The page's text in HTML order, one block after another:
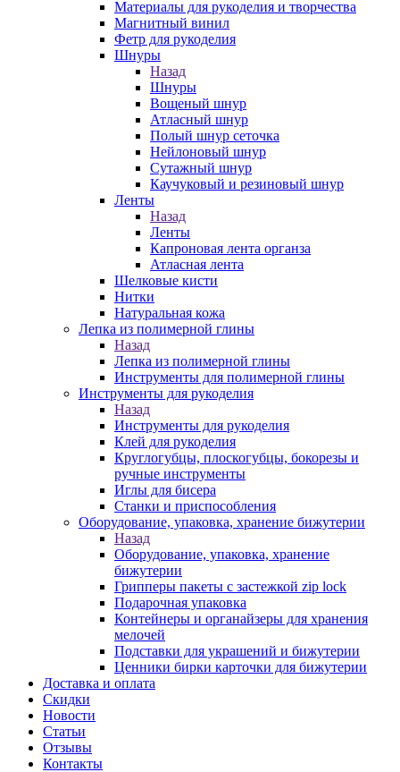
Материалы для рукоделия и творчества
Магнитный винил
Фетр для рукоделия
Шнуры
Назад
Шнуры
Вощеный шнур
Атласный шнур
Полый шнур сеточка
Нейлоновый шнур
Сутажный шнур
Каучуковый и резиновый шнур
Ленты
Назад
Ленты
Капроновая лента органза
Атласная лента
Шелковые кисти
Нитки
Натуральная кожа
Лепка из полимерной глины
Назад
Лепка из полимерной глины
Инструменты для полимерной глины
Инструменты для рукоделия
Назад
Инструменты для рукоделия
Клей для рукоделия
Круглогубцы, плоскогубцы, бокорезы и
ручные инструменты
Иглы для бисера
Станки и приспособления
Оборудование, упаковка, хранение бижутерии
Назад
Оборудование, упаковка, хранение
бижутерии
Грипперы пакеты с застежкой zip lock
Подарочная упаковка
Контейнеры и органайзеры для хранения
мелочей
Подставки для украшений и бижутерии
Ценники бирки карточки для бижутерии
Доставка и оплата
Скидки
Новости
Статьи
Отзывы
Контакты